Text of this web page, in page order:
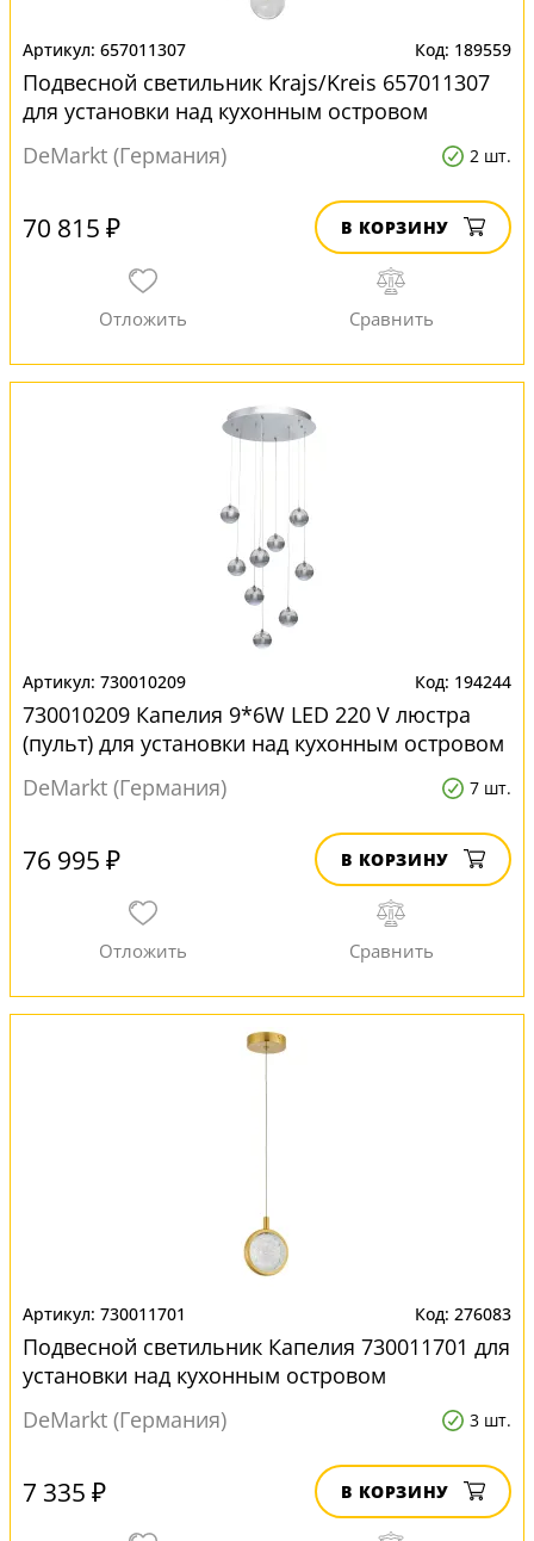
657011307 189559
Подвесной светильник Krajs/Kreis 657011307
для установки над кухонным островом
DeMarkt (Германия)
2 шт.
70 815 ₽ В КОРЗИНУ
730010209 194244
730010209 Капелия 9*6W LED 220 V люстра
(пульт) для установки над кухонным островом
DeMarkt (Германия)
7 шт.
76 995 ₽ В КОРЗИНУ
730011701 276083
Подвесной светильник Капелия 730011701 для
установки над кухонным островом
DeMarkt (Германия)
3 шт.
7 335 ₽ В КОРЗИНУ